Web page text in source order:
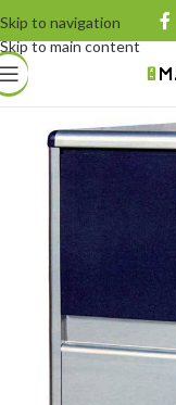
Skip to navigation
Skip to main content